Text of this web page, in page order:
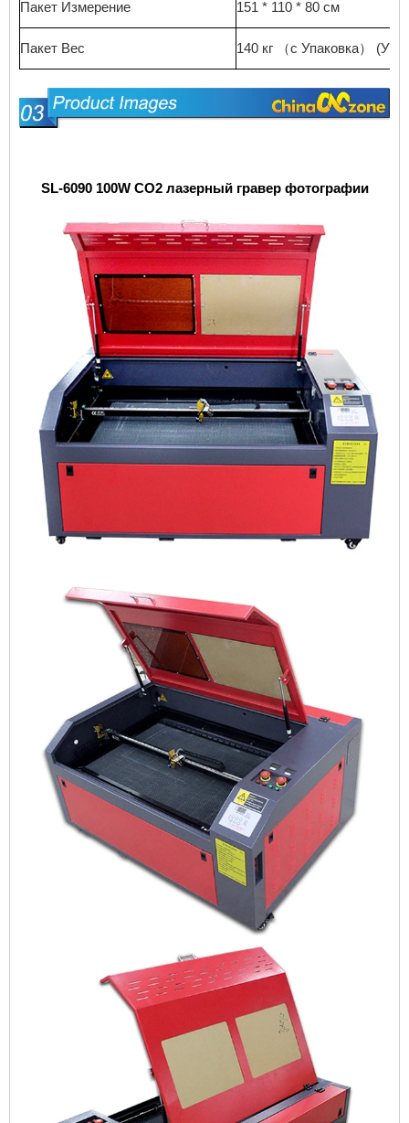
Пакет Измерение 151 * 110 * 80 см
Пакет Вес 140 кг （с Упаковка）
SL-6090 100W CO2 лазерный граверфотографии